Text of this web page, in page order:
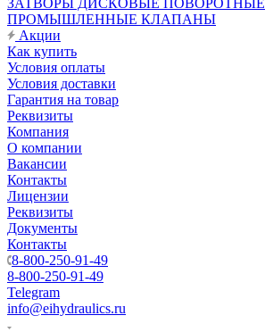
ЗАТВОРЫ ДИСКОВЫЕ ПОВОРОТНЫЕ
ПРОМЫШЛЕННЫЕ КЛАПАНЫ
Акции
Как купить
Условия оплаты
Условия доставки
Гарантия на товар
Реквизиты
Компания
О компании
Вакансии
Контакты
Лицензии
Реквизиты
Документы
Контакты
8-800-250-91-49
8-800-250-91-49
Telegram
info@eihydraulics.ru